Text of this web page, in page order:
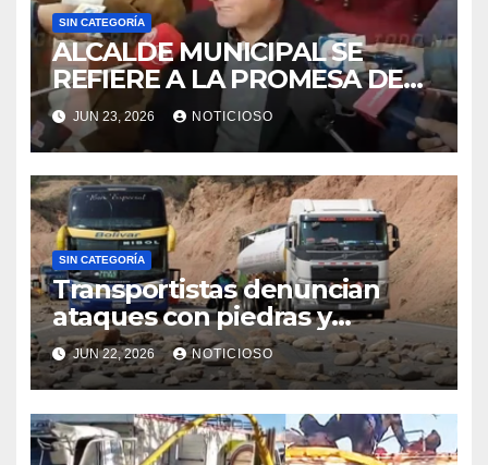
SIN CATEGORÍA
ALCALDE MUNICIPAL SE
REFIERE A LA PROMESA DE
PRESIDENTE DEL 50% A
ALCALDÍAS QUE AUN ESTA
EN ESPERA.
JUN 23, 2026 NOTICIOSO
SIN CATEGORÍA
Transportistas denuncian
ataques con piedras y
dinamita en la ruta Llavini
durante operativos de
desbloqueo
JUN 22, 2026 NOTICIOSO